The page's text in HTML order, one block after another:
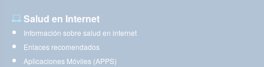
Salud en Internet
Información sobre salud en internet
Enlaces recomendados
Aplicaciones Móviles (APPS)